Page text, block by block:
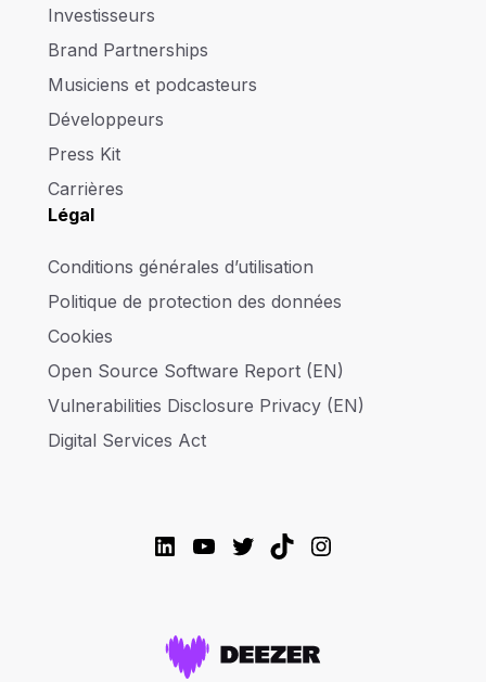
Investisseurs
Brand Partnerships
Musiciens et podcasteurs
Développeurs
Press Kit
Carrières
Légal
Conditions générales d’utilisation
Politique de protection des données
Cookies
Open Source Software Report (EN)
Vulnerabilities Disclosure Privacy (EN)
Digital Services Act
LinkedIn
YouTube
Twitter
TikTokInstagram